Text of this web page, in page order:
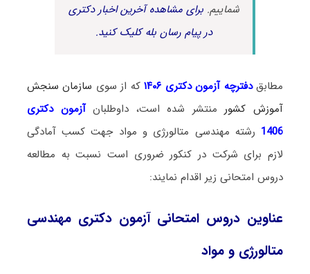
شماییم.برای مشاهده آخرین اخبار دکتری
در پیام رسان بله کلیک کنید.
مطابق دفترچه آزمون دکتری ۱۴۰۶ که از سوی سازمان سنجش
آموزش کشورمنتشر شده است، داوطلبان آزمون دکتری
1406 رشته مهندسی متالورژی و مواد جهت کسب آمادگی
لازم برای شرکت در کنکور ضروری است نسبت به مطالعه
دروس امتحانی زیر اقدام نمایند:
عناوین دروس امتحانی آزمون دکتری مهندسی
متالورژی و مواد